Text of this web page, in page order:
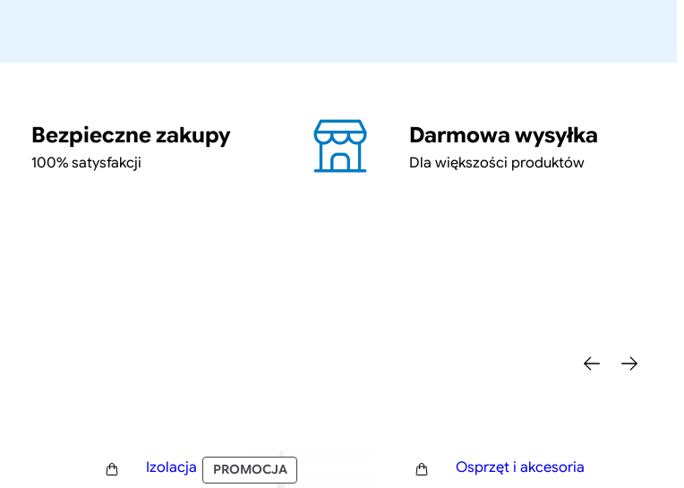
Bezpieczne zakupy
100% satysfakcji
Darmowa wysyłka
Dla większości produktów
Izolacja PROMOCJAPRODUKT
Osprzęt i akcesoria